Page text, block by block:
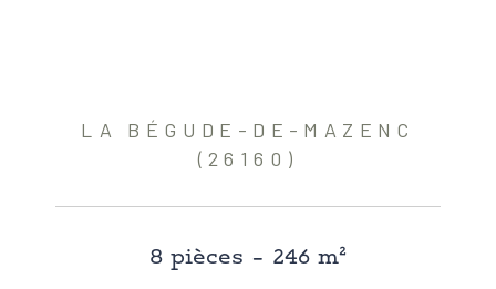
LA BÉGUDE-DE-MAZENC
(26160)
8 pièces - 246 m²